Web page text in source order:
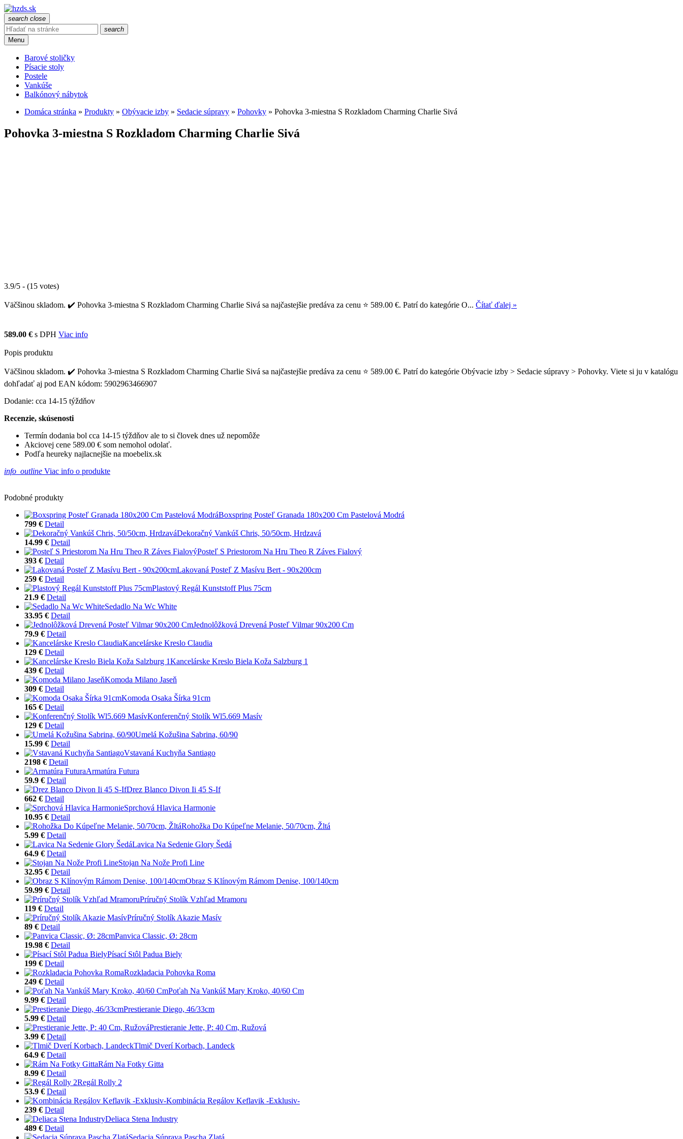
search close
search
Menu
Barové stoličky
Písacie stoly
Postele
Vankúše
Balkónový nábytok
Domáca stránka » Produkty » Obývacie izby » Sedacie súpravy » Pohovky » Pohovka 3-miestna S Rozkladom Charming Charlie Sivá
Pohovka 3-miestna S Rozkladom Charming Charlie Sivá
3.9/5 - (15 votes)
Väčšinou skladom. ✔️ Pohovka 3-miestna S Rozkladom Charming Charlie Sivá sa najčastejšie predáva za cenu ⭐ 589.00 €. Patrí do kategórie O... Čítať ďalej »
589.00 € s DPH Viac info
Popis produktu
Väčšinou skladom. ✔️ Pohovka 3-miestna S Rozkladom Charming Charlie Sivá sa najčastejšie predáva za cenu ⭐ 589.00 €. Patrí do kategórie Obývacie izby > Sedacie súpravy > Pohovky. Viete si ju v katalógu
dohľadať aj pod EAN kódom: 5902963466907
Dodanie: cca 14-15 týždňov
Recenzie, skúsenosti
Termín dodania bol cca 14-15 týždňov ale to si človek dnes už nepomôže
Akciovej cene 589.00 € som nemohol odolať.
Podľa heureky najlacnejšie na moebelix.sk
info_outline Viac info o produkte
Podobné produkty
Boxspring Posteľ Granada 180x200 Cm Pastelová Modrá
799 € Detail
Dekoračný Vankúš Chris, 50/50cm, Hrdzavá
14.99 € Detail
Posteľ S Priestorom Na Hru Theo R Záves Fialový
393 € Detail
Lakovaná Posteľ Z Masívu Bert - 90x200cm
259 € Detail
Plastový Regál Kunststoff Plus 75cm
21.9 € Detail
Sedadlo Na Wc White
33.95 € Detail
Jednolôžková Drevená Posteľ Vilmar 90x200 Cm
79.9 € Detail
Kancelárske Kreslo Claudia
129 € Detail
Kancelárske Kreslo Biela Koža Salzburg 1
439 € Detail
Komoda Milano Jaseň
309 € Detail
Komoda Osaka Šírka 91cm
165 € Detail
Konferenčný Stolík Wl5.669 Masív
129 € Detail
Umelá Kožušina Sabrina, 60/90
15.99 € Detail
Vstavaná Kuchyňa Santiago
2198 € Detail
Armatúra Futura
59.9 € Detail
Drez Blanco Divon Ii 45 S-If
662 € Detail
Sprchová Hlavica Harmonie
10.95 € Detail
Rohožka Do Kúpeľne Melanie, 50/70cm, Žltá
5.99 € Detail
Lavica Na Sedenie Glory Šedá
64.9 € Detail
Stojan Na Nože Profi Line
32.95 € Detail
Obraz S Klínovým Rámom Denise, 100/140cm
59.99 € Detail
Príručný Stolík Vzhľad Mramoru
119 € Detail
Príručný Stolík Akazie Masív
89 € Detail
Panvica Classic, Ø: 28cm
19.98 € Detail
Písací Stôl Padua Biely
199 € Detail
Rozkladacia Pohovka Roma
249 € Detail
Poťah Na Vankúš Mary Kroko, 40/60 Cm
9.99 € Detail
Prestieranie Diego, 46/33cm
5.99 € Detail
Prestieranie Jette, P: 40 Cm, Ružová
3.99 € Detail
Tlmič Dverí Korbach, Landeck
64.9 € Detail
Rám Na Fotky Gitta
8.99 € Detail
Regál Rolly 2
53.9 € Detail
Kombinácia Regálov Keflavik -Exklusiv-
239 € Detail
Deliaca Stena Industry
489 € Detail
Sedacia Súprava Pascha Zlatá